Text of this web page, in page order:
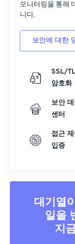
모니터링을 통해
니다.
보안에 대한
SSL/
암호화
보안 데
센터
접근
입증
대기열
일을
지